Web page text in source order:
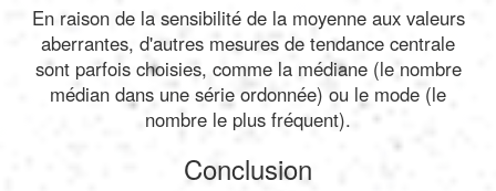
En raison de la sensibilité de la moyenne aux valeurs
aberrantes, d'autres mesures de tendance centrale
sont parfois choisies, comme la médiane (le nombre
médian dans une série ordonnée) ou le mode (le
nombre le plus fréquent).
Conclusion